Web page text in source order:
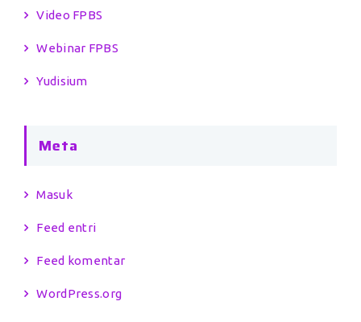
Video FPBS
Webinar FPBS
Yudisium
Meta
Masuk
Feed entri
Feed komentar
WordPress.org